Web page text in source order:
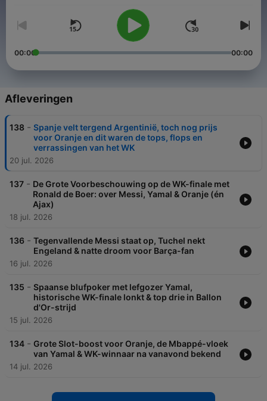
@voetbalprimeur
@studiooranjepodcast
00:00 00:00
Afleveringen
138 - Spanje velt tergend Argentinië, toch nog prijs
voor Oranje en dit waren de tops, flops en
verrassingen van het WK
20 jul. 2026
137 - De Grote Voorbeschouwing op de WK-finale met
Ronald de Boer: over Messi, Yamal & Oranje (én
Ajax)
18 jul. 2026
136 - Tegenvallende Messi staat op, Tuchel nekt
Engeland & natte droom voor Barça-fan
16 jul. 2026
135 - Spaanse blufpoker met lefgozer Yamal,
historische WK-finale lonkt & top drie in Ballon
d'Or-strijd
15 jul. 2026
134 - Grote Slot-boost voor Oranje, de Mbappé-vloek
van Yamal & WK-winnaar na vanavond bekend
14 jul. 2026